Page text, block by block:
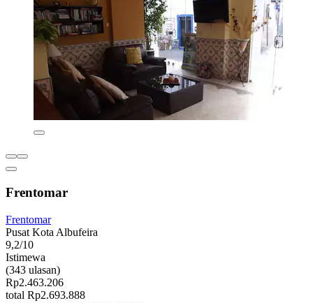
Frentomar
Frentomar
Pusat Kota Albufeira
9,2/10
Istimewa
(343 ulasan)
Rp2.463.206
total Rp2.693.888